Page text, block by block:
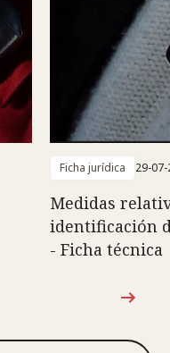
Ficha jurídica 29-
Medidas
identificación
- Ficha técnica